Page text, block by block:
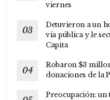
viernes
Detuvieron a un
vía pública y le
Capita
Robaron $3
donaciones de la
Preocupación: un